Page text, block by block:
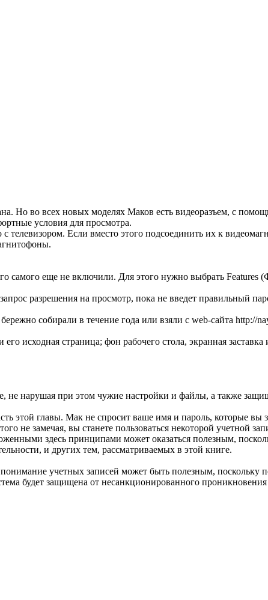
Но во всех новых моделях Маков есть видеоразъем, с
условия для просмотра.
Если вместо этого подсоединить их к
самого еще не включили. Для этого нужно выбрать Features
разрешения на просмотр, пока не введет правильный
собирали в течение года или взяли с web-сайта http://
исходная страница; фон рабочего стола, экранная заставка
не нарушая при этом чужие настройки и файлы, а также
этой главы. Мак не спросит ваше имя и пароль, которые вы
не замечая, вы станете пользоваться некоторой учетной
здесь принципами может оказаться полезным,
и других тем, рассматриваемых в этой книге.
учетных записей может быть полезным, поскольку
будет защищена от несанкционированного проникновения